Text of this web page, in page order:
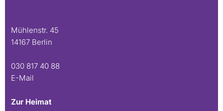
Mühlenstr. 45
14167 Berlin
030 817 40 88
E-Mail
Zur Heimat